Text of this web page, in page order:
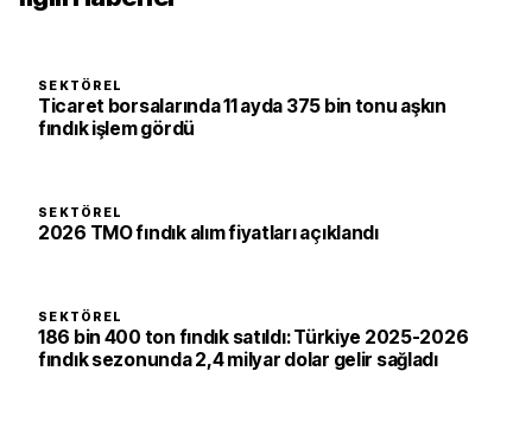
SEKTÖREL
Ticaret borsalarında 11 ayda 375 bin tonu aşkın
fındık işlem gördü
SEKTÖREL
2026 TMO fındık alım fiyatları açıklandı
SEKTÖREL
186 bin 400 ton fındık satıldı: Türkiye 2025-2026
fındık sezonunda 2,4 milyar dolar gelir sağladı